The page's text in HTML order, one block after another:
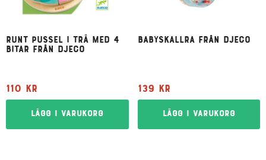
Runt pussel i trä med 4
bitar från Djeco
110 kr
Lägg i varukorg
Babyskallra från Djeco
139 kr
Lägg i varukorg